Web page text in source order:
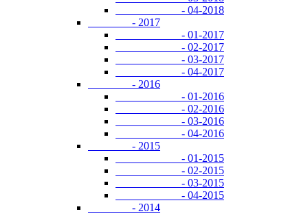
- 04-2018
- 2017
- 01-2017
- 02-2017
- 03-2017
- 04-2017
- 2016
- 01-2016
- 02-2016
- 03-2016
- 04-2016
- 2015
- 01-2015
- 02-2015
- 03-2015
- 04-2015
- 2014